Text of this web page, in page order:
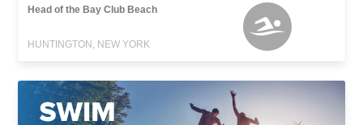
Head of the Bay Club Beach
HUNTINGTON, NEW YORK